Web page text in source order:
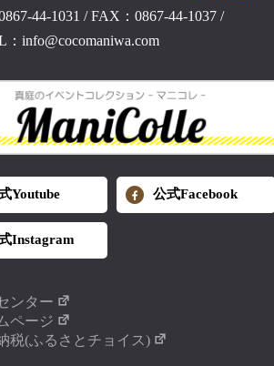
44-1031 /FAX：0867-44-1037/
info@cocomaniwa.com
Youtube 公式Facebook
Instagram
ンター
ページ
税(ふるさとチョイス)